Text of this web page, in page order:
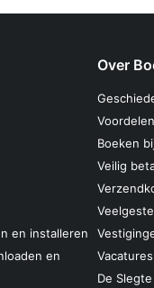
en installeren
en
Over
Boeken
Veilig
Vacatures
De